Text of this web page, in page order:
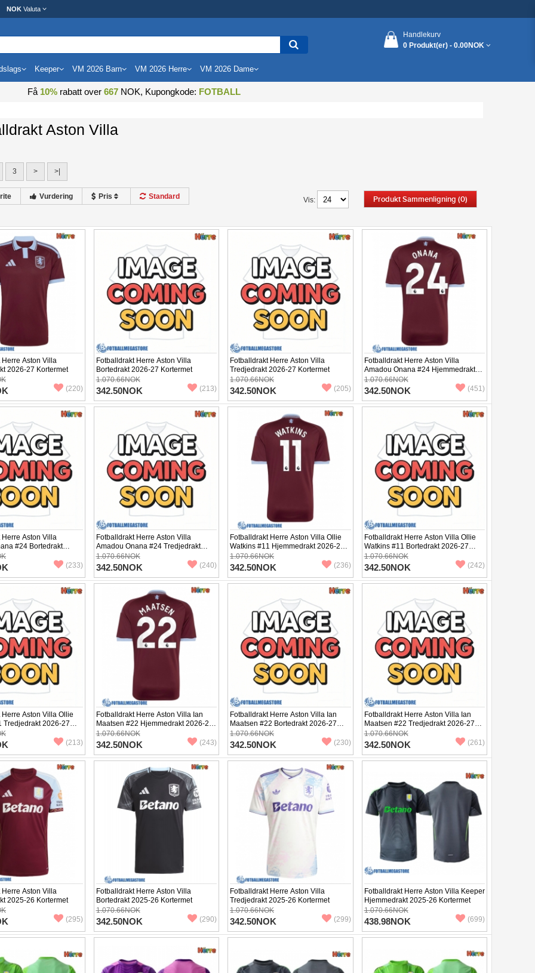
NOK Valuta
Handlekurv
0 Produkt(er) - 0.00NOK
Keeper VM 2026 Barn VM 2026 Herre VM 2026 Dame
Få 10%rabatt over 667NOK, Kupongkode: FOTBALL
Aston Villa
3 > >|
Produkt Sammenligning (0)
Vis:
Vurdering Pris Standard
Aston Villa
2026-27 Kortermet
(220)
Fotballdrakt Herre Aston Villa
Bortedrakt 2026-27 Kortermet
1.070.66NOK
342.50NOK (213)
Fotballdrakt Herre Aston Villa
Tredjedrakt 2026-27 Kortermet
1.070.66NOK
342.50NOK (205)
Fotballdrakt Herre Aston Villa
Amadou Onana #24 Hjemmedrakt
2026-27 Kortermet
1.070.66NOK
342.50NOK (451)
Herre Aston Villa
#24 Bortedrakt
(233)
Fotballdrakt Herre Aston Villa
Amadou Onana #24 Tredjedrakt
2026-27 Kortermet
1.070.66NOK
342.50NOK (240)
Fotballdrakt Herre Aston Villa Ollie
Watkins #11 Hjemmedrakt 2026-27
Kortermet
1.070.66NOK
342.50NOK (236)
Fotballdrakt Herre Aston Villa Ollie
Watkins #11 Bortedrakt 2026-27
Kortermet
1.070.66NOK
342.50NOK (242)
Herre Aston Villa Ollie
Tredjedrakt 2026-27
(213)
Fotballdrakt Herre Aston Villa Ian
Maatsen #22 Hjemmedrakt 2026-27
Kortermet
1.070.66NOK
342.50NOK (243)
Fotballdrakt Herre Aston Villa Ian
Maatsen #22 Bortedrakt 2026-27
Kortermet
1.070.66NOK
342.50NOK (230)
Fotballdrakt Herre Aston Villa Ian
Maatsen #22 Tredjedrakt 2026-27
Kortermet
1.070.66NOK
342.50NOK (261)
Herre Aston Villa
2025-26 Kortermet
(295)
Fotballdrakt Herre Aston Villa
Bortedrakt 2025-26 Kortermet
1.070.66NOK
342.50NOK (290)
Fotballdrakt Herre Aston Villa
Tredjedrakt 2025-26 Kortermet
1.070.66NOK
342.50NOK (299)
Fotballdrakt Herre Aston Villa Keeper
Hjemmedrakt 2025-26 Kortermet
1.070.66NOK
438.98NOK (699)